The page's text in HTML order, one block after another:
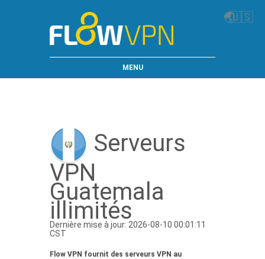
🌏🇺🇸
MENU
Serveurs
VPN
Guatemala
illimités
Dernière mise à jour: 2026-08-10 00:01:11
CST
Flow VPN fournit des serveurs VPN au